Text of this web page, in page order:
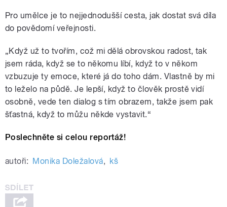
Pro umělce je to nejjednodušší cesta, jak dostat svá díla
do povědomí veřejnosti.
„Když už to tvořím, což mi dělá obrovskou radost, tak
jsem ráda, když se to někomu líbí, když to v někom
vzbuzuje ty emoce, které já do toho dám. Vlastně by mi
to leželo na půdě. Je lepší, když to člověk prostě vidí
osobně, vede ten dialog s tím obrazem, takže jsem pak
šťastná, když to můžu někde vystavit.“
Poslechněte si celou reportáž!
autoři: Monika Doležalová, kš